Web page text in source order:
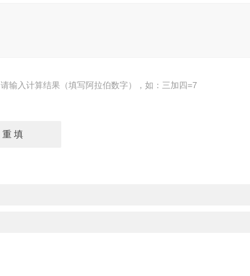
请输入计算结果（填写阿拉伯数字），如：三加四=7